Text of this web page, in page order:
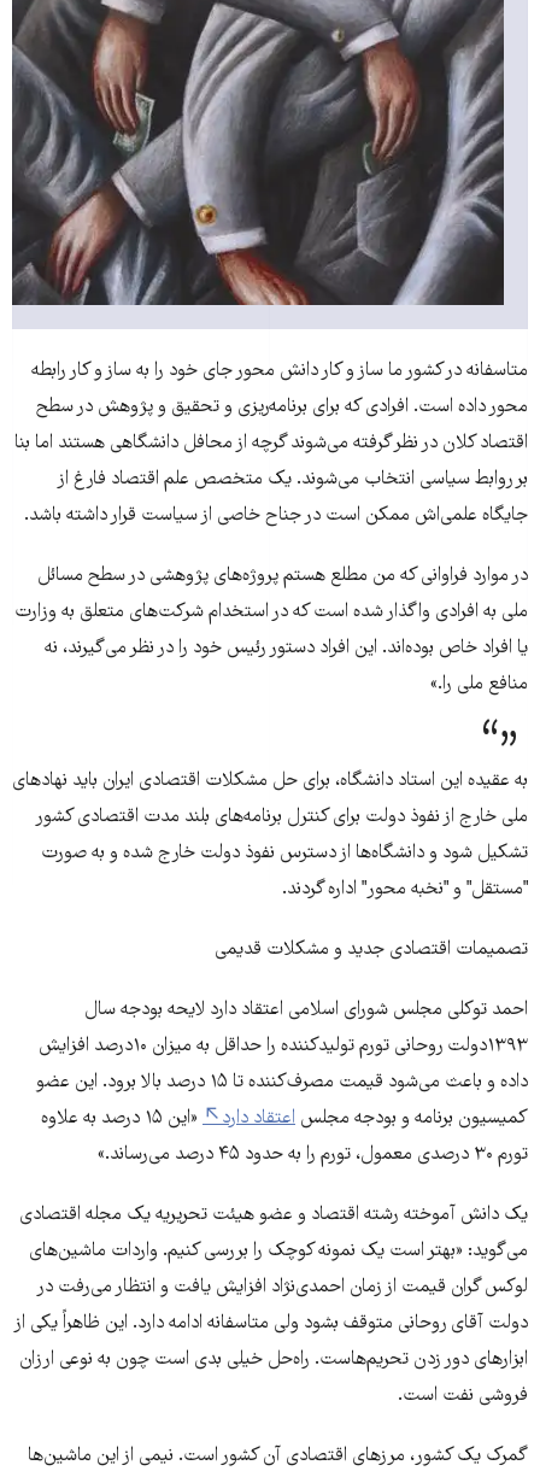
متاسفانه در کشور ما ساز و کار دانش محور جای خود را به ساز و کار رابطه
محور داده است. افرادی که برای برنامه‌ریزی و تحقیق و پژوهش در سطح
اقتصاد کلان در نظر گرفته می‌شوند گرچه از محافل دانشگاهی هستند اما بنا
بر روابط سیاسی انتخاب می‌شوند. یک متخصص علم اقتصاد فارغ از
جایگاه علمی‌اش ممکن است در جناح‌ خاصی از سیاست قرار داشته باشد.
در موارد فراوانی که من مطلع هستم پروژه‌های پژوهشی در سطح مسائل
ملی به افرادی واگذار شده است که در استخدام شرکت‌های متعلق به وزارت
یا افراد خاص بوده‌اند. این افراد دستور رئیس خود را در نظر می‌گیرند، نه
منافع ملی را.»
به عقیده این استاد دانشگاه، برای حل مشکلات اقتصادی ایران باید نهادهای
ملی خارج از نفوذ دولت برای کنترل برنامه‌های بلند مدت اقتصادی کشور
تشکیل شود و دانشگاه‌ها از دسترس نفوذ دولت خارج شده و به صورت
"مستقل" و "نخبه محور" اداره گردند.
تصمیمات اقتصادی جدید و مشکلات قدیمی
احمد توکلی مجلس شورای اسلامی اعتقاد دارد لایحه بودجه سال
۱۳۹۳دولت روحانی تورم تولیدکننده را حداقل به میزان ۱۰درصد افزایش
داده و باعث می‌شود قیمت مصرف‌کننده تا ۱۵ درصد بالا برود. این عضو
کمیسیون برنامه و بودجه مجلس اعتقاد دارد
«این ۱۵ درصد به علاوه
تورم ۳۰ درصدی معمول، تورم را به حدود ۴۵ درصد می‌رساند.»
یک دانش آموخته رشته اقتصاد و عضو هیئت تحریریه یک مجله اقتصادی
می‌گوید: «بهتر است یک نمونه کوچک را بررسی کنیم. واردات ماشین‌های
لوکس گران قیمت از زمان احمدی‌نژاد افزایش یافت و انتظار می‌رفت در
دولت آقای روحانی متوقف بشود ولی متاسفانه ادامه دارد. این ظاهراً یکی از
ابزارهای دور زدن تحریم‌هاست. راه‌حل خیلی بدی است چون به نوعی ارزان
فروشی نفت است.
گمرک یک کشور، مرزهای اقتصادی آن کشور است. نیمی از این ماشین‌ها